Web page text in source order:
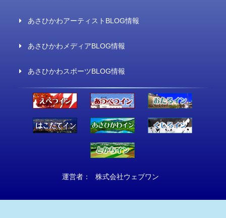
あさひかわアーティストBLOG情報
あさひかわメディアBLOG情報
あさひかわスポーツBLOG情報
運営者： 株式会社ウェブワン